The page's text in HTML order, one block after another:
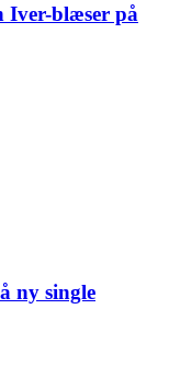
Iver-blæser på
ny single